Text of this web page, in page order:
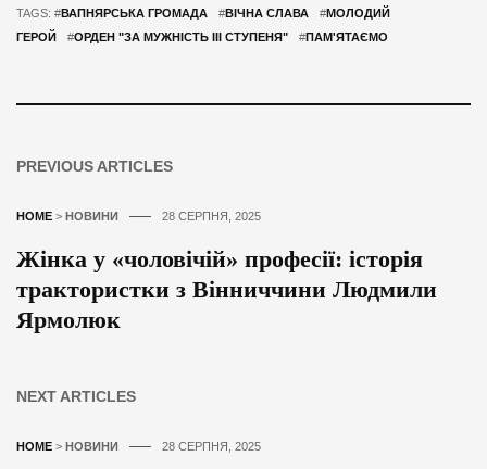
TAGS: #ВАПНЯРСЬКА ГРОМАДА #ВІЧНА СЛАВА #МОЛОДИЙ
ГЕРОЙ
#ОРДЕН "ЗА МУЖНІСТЬ III СТУПЕНЯ" #ПАМ'ЯТАЄМО
PREVIOUS ARTICLES
HOME > НОВИНИ 28 СЕРПНЯ, 2025
Жінка у «чоловічій» професії: історія
трактористки з Вінниччини Людмили
Ярмолюк
NEXT ARTICLES
HOME > НОВИНИ 28 СЕРПНЯ, 2025